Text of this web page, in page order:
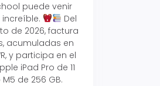
puede venir
Del
de 2026, factura
acumuladas en
y participa en el
iPad Pro de 11
de 256 GB.